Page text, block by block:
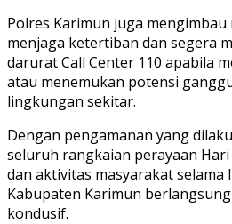
Polres Karimun juga
menjaga ketertiban dan segera
darurat Call Center 110 apabila
atau menemukan potensi
lingkungan sekitar.
Dengan pengamanan yang
seluruh rangkaian perayaan Hari
dan aktivitas masyarakat selama
Kabupaten Karimun
kondusif.